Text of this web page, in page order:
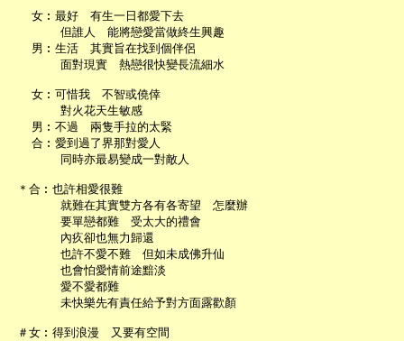
   女︰最好　有生一日都愛下去
       但誰人　能將戀愛當做終生興趣
   男︰生活　其實旨在找到個伴侶
       面對現實　熱戀很快變長流細水
   女︰可惜我　不智或僥倖
       對火花天生敏感
   男︰不過　兩隻手拉的太緊
   合︰愛到過了界那對愛人
       同時亦最易變成一對敵人
＊合︰也許相愛很難
       就難在其實雙方各有各寄望　怎麼辦
       要單戀都難　受太大的禮會
       內疚卻也無力歸還
       也許不愛不難　但如未成佛升仙
       也會怕愛情前途黯淡
       愛不愛都難
       未快樂先有責任給予對方面露歡顏
＃女︰得到浪漫　又要有空間